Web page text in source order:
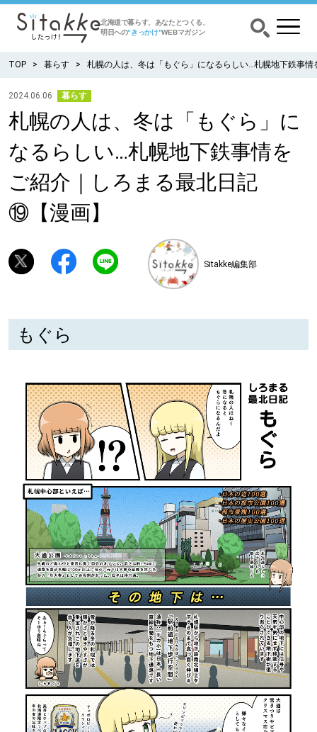
北海道で暮らす、あなたとつくる、
明日への”きっかけ”WEBマガジン
CATEGORY カテゴリー
食べる
出かける
みがく
深める
ゆるむ
SitakkeTV
LOCAL ローカルエリア
all
札幌
道北
道南
道東
道央
TOP 暮らす 札幌の人は、冬は「もぐら」になるらしい…札幌地下鉄事
2024.06.06 暮らす
札幌の人は、冬は「もぐら」に
なるらしい…札幌地下鉄事情を
ご紹介｜しろまる最北日記
⑲【漫画】
Sitakke編集部
もぐら